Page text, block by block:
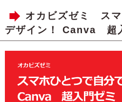
オカビズゼミ ス
デザイン！ Canva 超